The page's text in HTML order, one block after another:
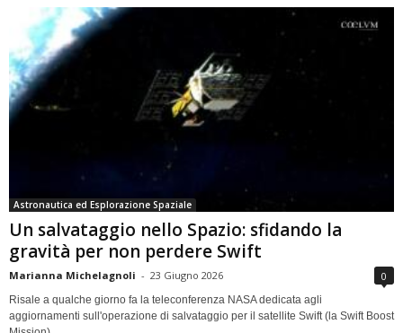
Astronautica ed Esplorazione Spaziale
Un salvataggio nello Spazio: sfidando la
gravità per non perdere Swift
Marianna Michelagnoli - 23 Giugno 2026 0
Risale a qualche giorno fa la teleconferenza NASA dedicata agli
aggiornamenti sull'operazione di salvataggio per il satellite Swift (la Swift Boost